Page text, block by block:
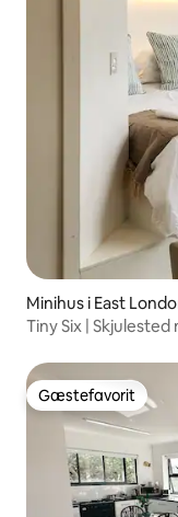
Minihus i East
Tiny Six |
Gæstefavorit
Gæstefavorit